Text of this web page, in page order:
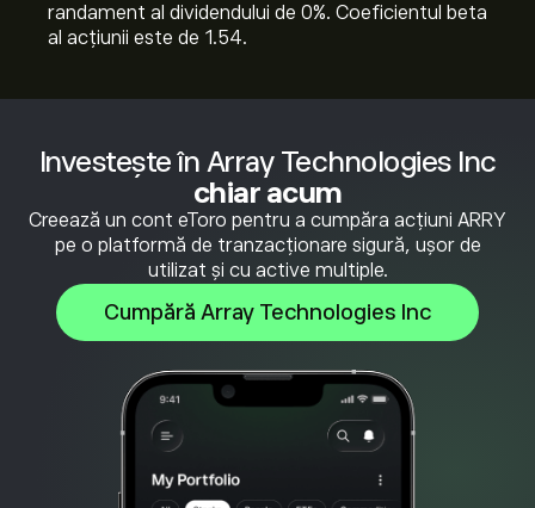
Investește în Array Technologies Inc
chiar acum
Creează un cont eToro pentru a cumpăra acțiuni ARRY
pe o platformă de tranzacționare sigură, ușor de
utilizat și cu active multiple.
Cumpără Array Technologies Inc
randament al dividendului de 0%. Coeficientul beta
al acțiunii este de 1.54.